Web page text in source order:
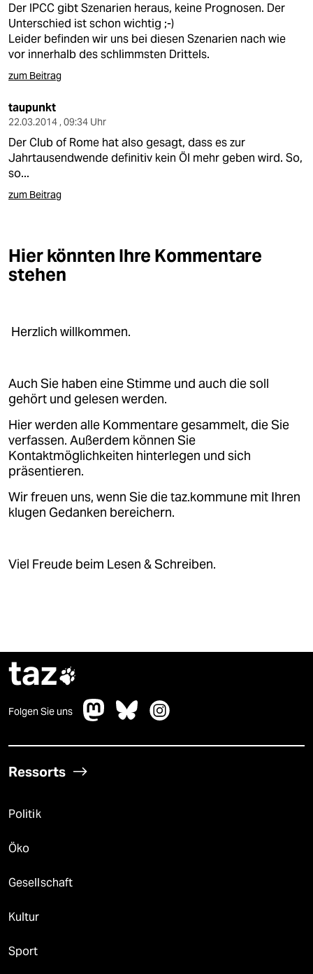
Der IPCC gibt Szenarien heraus, keine Prognosen. Der
Unterschied ist schon wichtig ;-)
Leider befinden wir uns bei diesen Szenarien nach wie
vor innerhalb des schlimmsten Drittels.
zum Beitrag
taupunkt
22.03.2014 , 09:34 Uhr
Der Club of Rome hat also gesagt, dass es zur
Jahrtausendwende definitiv kein Öl mehr geben wird. So,
so...
zum Beitrag
Hier könnten Ihre Kommentare
stehen
Herzlich willkommen.
Auch Sie haben eine Stimme und auch die soll
gehört und gelesen werden.
Hier werden alle Kommentare gesammelt, die Sie
verfassen. Außerdem können Sie
Kontaktmöglichkeiten hinterlegen und sich
präsentieren.
Wir freuen uns, wenn Sie die taz.kommune mit Ihren
klugen Gedanken bereichern.
Viel Freude beim Lesen & Schreiben.
taz
Folgen Sie uns
Ressorts
Politik
Öko
Gesellschaft
Kultur
Sport